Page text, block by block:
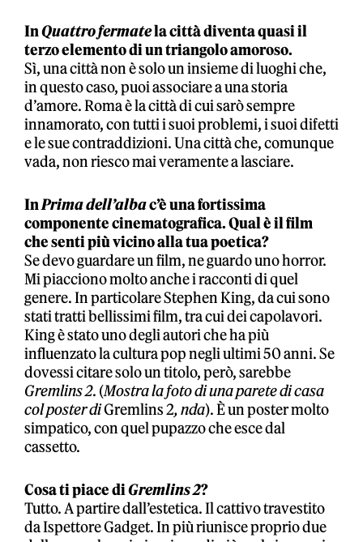
InQuattro fermatela città diventa quasi il
terzo elemento di un triangolo amoroso.
Sì, una città non è solo un insieme di luoghi che,
in questo caso, puoi associare a una storia
d’amore. Roma è la città di cui sarò sempre
innamorato, con tutti i suoi problemi, i suoi difetti
e le sue contraddizioni. Una città che, comunque
vada, non riesco mai veramente a lasciare.
InPrima dell’albac’è una fortissima
componente cinematografica. Qual è il film
che senti più vicino alla tua poetica?
Se devo guardare un film, ne guardo uno horror.
Mi piacciono molto anche i racconti di quel
genere. In particolare Stephen King, da cui sono
stati tratti bellissimi film, tra cui dei capolavori.
King è stato uno degli autori che ha più
influenzato la cultura pop negli ultimi 50 anni. Se
dovessi citare solo un titolo, però, sarebbe
Gremlins 2. (Mostra la foto di una parete di casa
col poster diGremlins 2, nda). È un poster molto
simpatico, con quel pupazzo che esce dal
cassetto.
Cosa ti piace diGremlins 2?
Tutto. A partire dall’estetica. Il cattivo travestito
da Ispettore Gadget. In più riunisce proprio due